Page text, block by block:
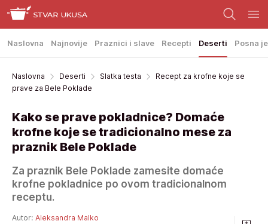
Naslovna Najnovije Praznici i slave Recepti Deserti Posna
Naslovna Deserti Slatka testa
Recept za krofne koje se
prave za Bele Poklade
Kako se prave pokladnice? Domaće
krofne koje se tradicionalno mese za
praznik Bele Poklade
Za praznik Bele Poklade zamesite domaće
krofne pokladnice po ovom tradicionalnom
receptu.
Autor: Aleksandra Malko